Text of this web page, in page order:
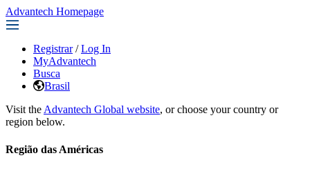
Advantech Homepage
Registrar / Log In
MyAdvantech
Busca
Brasil
Visit the Advantech Global website, or choose your country or
region below.
Região das Américas